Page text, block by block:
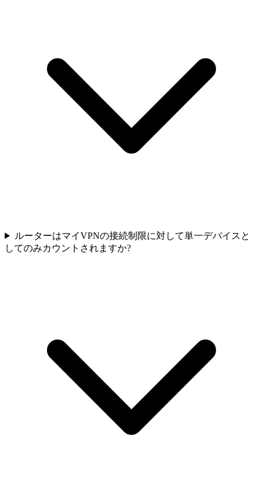
ルーターはマイVPNの接続制限に対して単一デバイスと
してのみカウントされますか?